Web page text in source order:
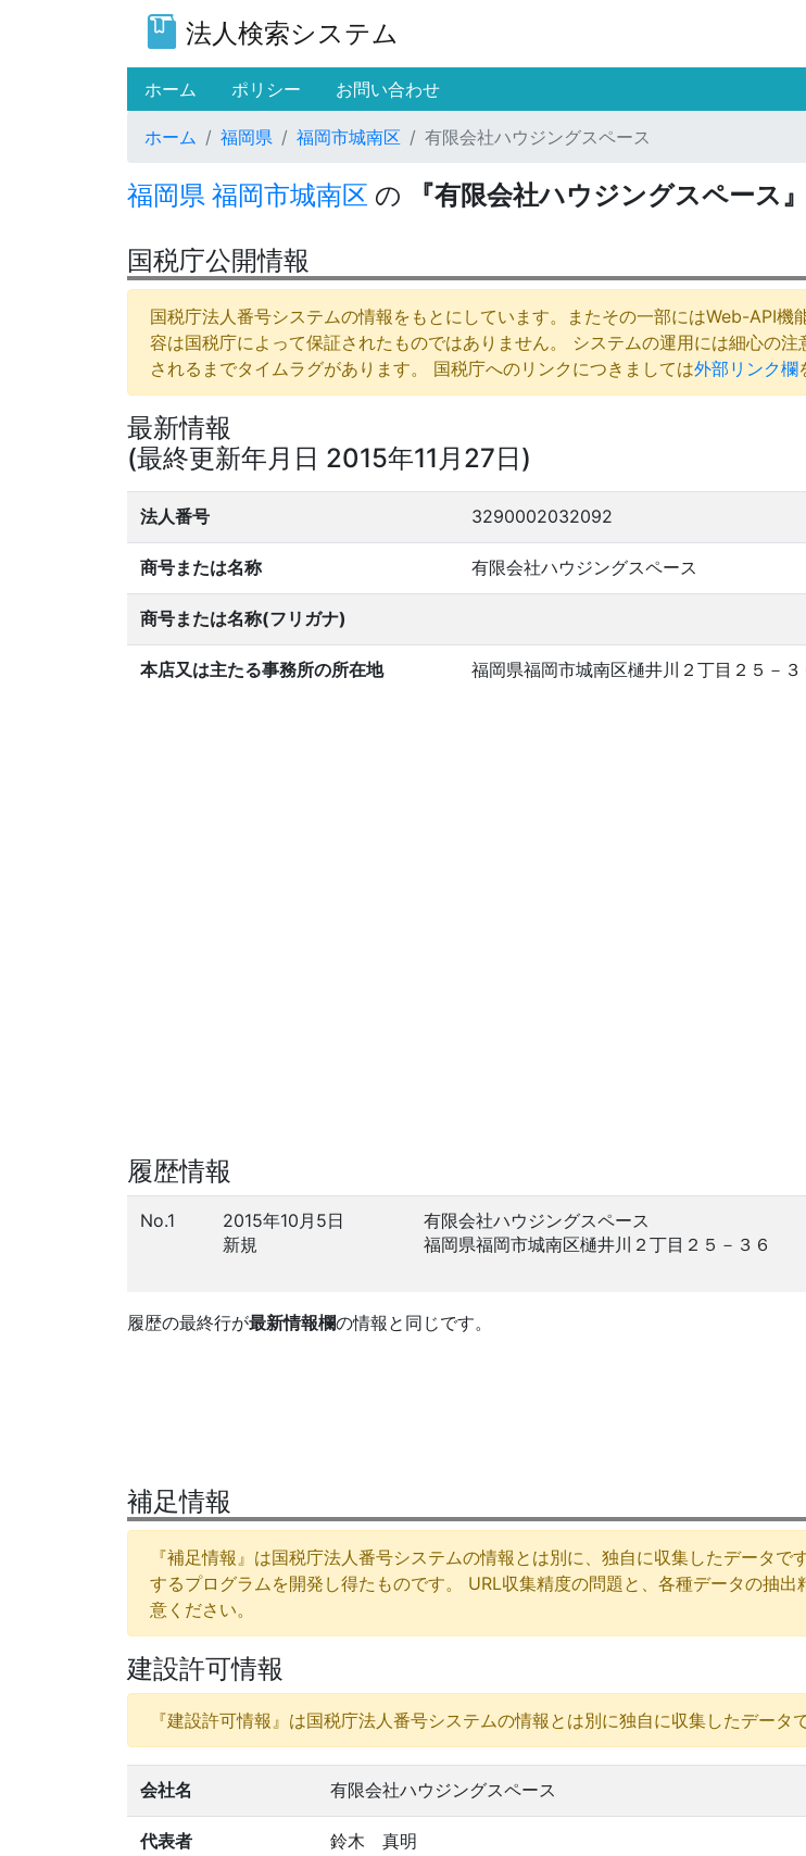
法人検索システム
ホーム (current)
ポリシー お問い合わせ
ホーム 福岡県 福岡市城南区 有限会社ハウジングスペース
福岡県 福岡市城南区 の 『有限会社ハウジングスペース』
国税庁公開情報
国税庁法人番号システムの情報をもとにしています。またその一部にはWeb-API
容は国税庁によって保証されたものではありません。 システムの運用には細心の
されるまでタイムラグがあります。 国税庁へのリンクにつきましては外部リンク欄
最新情報
(最終更新年月日 2015年11月27日)
法人番号 3290002032092
商号または名称 有限会社ハウジングスペース
商号または名称(フリガナ)
本店又は主たる事務所の所在地 福岡県福岡市城南区樋井川２丁目２５－３
履歴情報
No.1
2015年10月5日
新規
有限会社ハウジングスペース
福岡県福岡市城南区樋井川２丁目２５－３６
履歴の最終行が最新情報欄の情報と同じです。
補足情報
『補足情報』は国税庁法人番号システムの情報とは別に、独自に収集したデータ
するプログラムを開発し得たものです。 URL収集精度の問題と、各種データの抽
意ください。
建設許可情報
『建設許可情報』は国税庁法人番号システムの情報とは別に独自に収集したデータで
会社名 有限会社ハウジングスペース
代表者 鈴木 真明